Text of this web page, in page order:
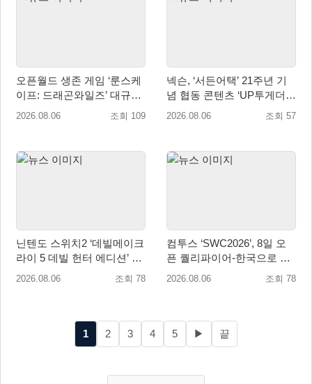
오픈월드 생존 게임 ‘룬스케
이프: 드래곤와일즈’ 대규모
유저 편의성 개선 및 사이드
2026.08.06 조회 109
넥슨, ‘서든어택’ 21주년 기
념 협동 콘텐츠 ‘UP투게더’
업데이트
2026.08.06 조회 57
닌텐도 스위치2 ‘데빌메이크
라이 5 데빌 헌터 에디션’ 패
키지 제품 8월 7일 예약판매
2026.08.06 조회 78
컴투스 ‘SWC2026’, 8일 오
픈 퀄리파이어-한국으로 시
즌 개막!
2026.08.06 조회 78
1 2 3 4 5 ▶ 끝